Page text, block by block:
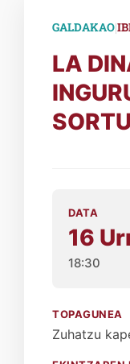
GALDAKAO|
LA
DATA
16
18:30
TOPAGUNEA
Zuhatzu